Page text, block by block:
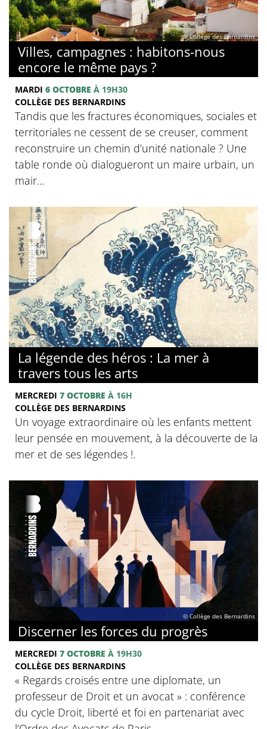
© Collège des Bernardins
Villes, campagnes : habitons-nous
encore le même pays ?
MARDI 6 OCTOBRE À 19H30
COLLÈGE DES BERNARDINS
Tandis que les fractures économiques, sociales et
territoriales ne cessent de se creuser, comment
reconstruire un chemin d’unité nationale ? Une
table ronde où dialogueront un maire urbain, un
mair...
© Collège des Bernardins
La légende des héros : La mer à
travers tous les arts
MERCREDI 7 OCTOBRE À 16H
COLLÈGE DES BERNARDINS
Un voyage extraordinaire où les enfants mettent
leur pensée en mouvement, à la découverte de la
mer et de ses légendes !.
© Collège des Bernardins
Discerner les forces du progrès
MERCREDI 7 OCTOBRE À 19H30
COLLÈGE DES BERNARDINS
‍« Regards croisés entre une diplomate, un
professeur de Droit et un avocat » : conférence
du cycle Droit, liberté et foi en partenariat avec